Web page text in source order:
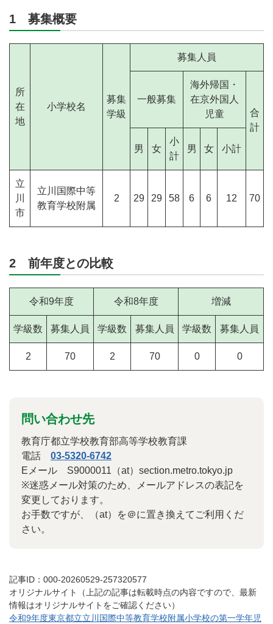
1 募集概要
所
在
地
小学校名
募集
学級
募集人員
一般募集
海外帰国・
在京外国人
児童
合
計
男 女
小
計
男 女 小計
立
川
市
立川国際中等
教育学校附属
2 29 29 58 6 6 12 70
2 前年度との比較
令和9年度 令和8年度 増減
学級数 募集人員 学級数 募集人員 学級数 募集人員
2 70 2 70 0 0
問い合わせ先
教育庁都立学校教育部高等学校教育課
電話 03-5320-6742
Eメール S9000011（at）section.metro.tokyo.jp
※迷惑メール対策のため、メールアドレスの表記を
変更しております。
お手数ですが、（at）を＠に置き換えてご利用くだ
さい。
記事ID：000-20260529-257320577
オリジナルサイト（上記の記事は転載時点の内容ですので、最新
情報はオリジナルサイトをご確認ください）
令和9年度東京都立立川国際中等教育学校附属小学校の第一学年児